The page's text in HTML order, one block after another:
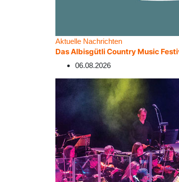
Aktuelle Nachrichten
Das Albisgütli Country Music
06.08.2026